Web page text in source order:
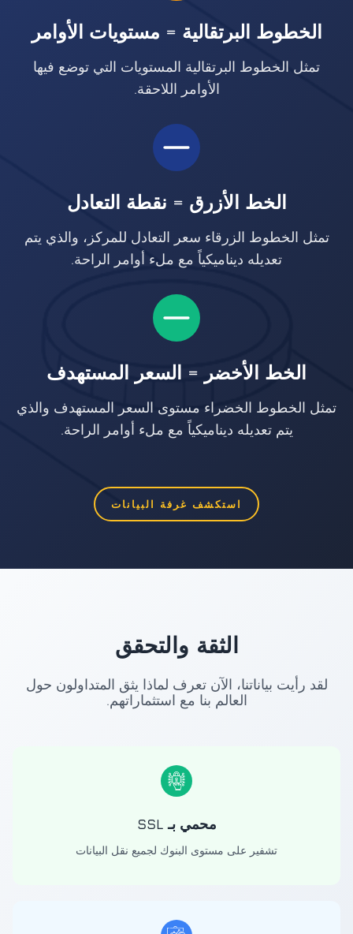
الخطوط البرتقالية = مستويات الأوامر
تمثل الخطوط البرتقالية المستويات التي توضع فيها
الأوامر اللاحقة.
الخط الأزرق = نقطة التعادل
تمثل الخطوط الزرقاء سعر التعادل للمركز، والذي يتم
تعديله ديناميكياً مع ملء أوامر الراحة.
الخط الأخضر = السعر المستهدف
تمثل الخطوط الخضراء مستوى السعر المستهدف والذي
يتم تعديله ديناميكياً مع ملء أوامر الراحة.
استكشف غرفة البيانات
الثقة والتحقق
لقد رأيت بياناتنا، الآن تعرف لماذا يثق المتداولون حول
العالم بنا مع استثماراتهم.
محمي بـ SSL
تشفير على مستوى البنوك لجميع نقل البيانات